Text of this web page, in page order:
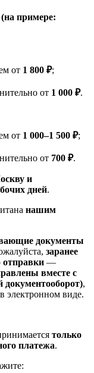
примере:
от 1 800 ₽;
от 1 000 ₽.
от 1 000–1 500 ₽;
от 700 ₽.
и
дней.
нашим
документы
заранее
отправки —
вместе с
,
электронном виде.
только
платежа.